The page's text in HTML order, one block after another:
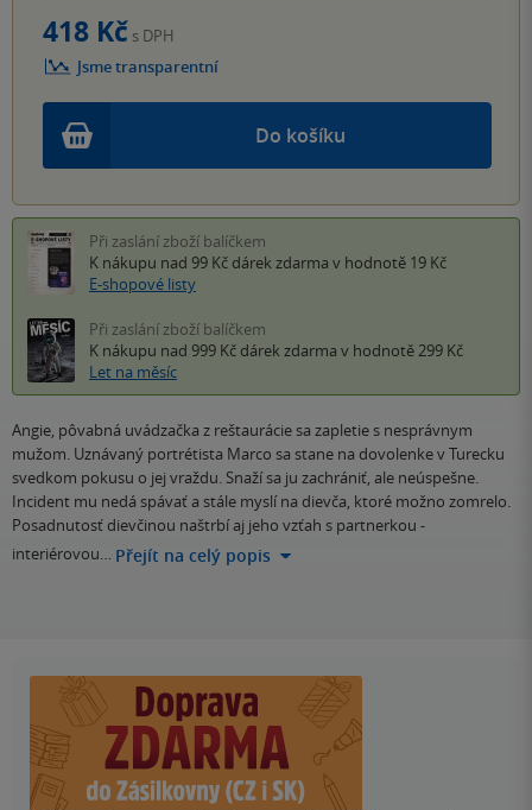
Do košíku
418 Kč s DPH
Jsme transparentní
Při zaslání zboží balíčkem
K nákupu nad 99 Kč dárek zdarma v hodnotě 19 Kč
E-shopové listy
Při zaslání zboží balíčkem
K nákupu nad 999 Kč dárek zdarma v hodnotě 299 Kč
Let na měsíc
Angie, pôvabná uvádzačka z reštaurácie sa zapletie s nesprávnym
mužom. Uznávaný portrétista Marco sa stane na dovolenke v Turecku
svedkom pokusu o jej vraždu. Snaží sa ju zachrániť, ale neúspešne.
Incident mu nedá spávať a stále myslí na dievča, ktoré možno zomrelo.
Posadnutosť dievčinou naštrbí aj jeho vzťah s partnerkou -
interiérovou… Přejít na celý popis